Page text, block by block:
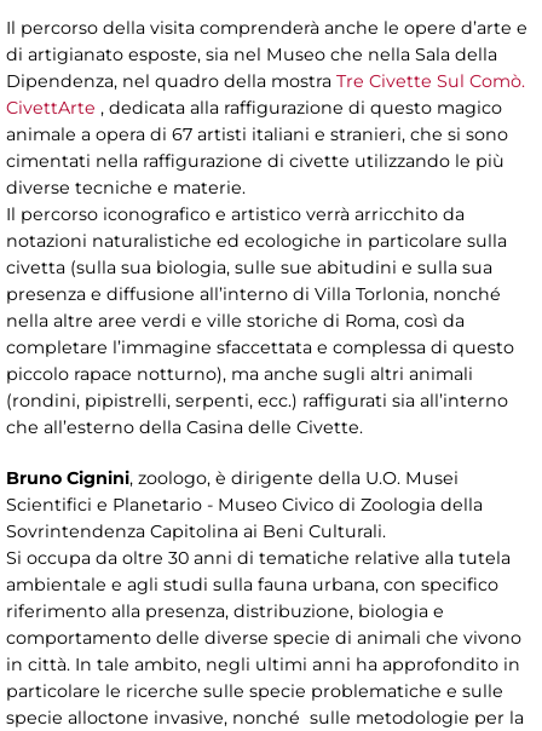
Il percorso della visita comprenderà anche le opere d’arte e
di artigianato esposte, sia nel Museo che nella Sala della
Dipendenza, nel quadro della mostra Tre Civette Sul Comò.
CivettArte , dedicata alla raffigurazione di questo magico
animale a opera di 67 artisti italiani e stranieri, che si sono
cimentati nella raffigurazione di civette utilizzando le più
diverse tecniche e materie.
Il percorso iconografico e artistico verrà arricchito da
notazioni naturalistiche ed ecologiche in particolare sulla
civetta (sulla sua biologia, sulle sue abitudini e sulla sua
presenza e diffusione all’interno di Villa Torlonia, nonché
nella altre aree verdi e ville storiche di Roma, così da
completare l’immagine sfaccettata e complessa di questo
piccolo rapace notturno), ma anche sugli altri animali
(rondini, pipistrelli, serpenti, ecc.) raffigurati sia all’interno
che all’esterno della Casina delle Civette.
Bruno Cignini, zoologo, è dirigente della U.O. Musei
Scientifici e Planetario - Museo Civico di Zoologia della
Sovrintendenza Capitolina ai Beni Culturali.
Si occupa da oltre 30 anni di tematiche relative alla tutela
ambientale e agli studi sulla fauna urbana, con specifico
riferimento alla presenza, distribuzione, biologia e
comportamento delle diverse specie di animali che vivono
in città. In tale ambito, negli ultimi anni ha approfondito in
particolare le ricerche sulle specie problematiche e sulle
specie alloctone invasive, nonché sulle metodologie per la